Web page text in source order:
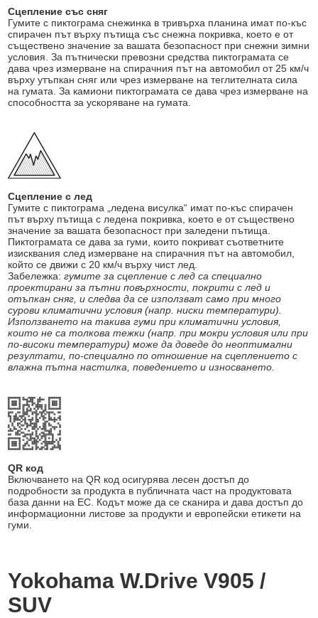
Сцепление със сняг
Гумите с пиктограма снежинка в тривърха планина имат по-къс
спирачен път върху пътища със снежна покривка, което е от
съществено значение за вашата безопасност при снежни зимни
условия. За пътнически превозни средства пиктограмата се
дава чрез измерване на спирачния път на автомобил от 25 км/ч
върху утъпкан сняг или чрез измерване на теглителната сила
на гумата. За камиони пиктограмата се дава чрез измерване на
способността за ускоряване на гумата.
Сцепление с лед
Гумите с пиктограма „ледена висулка“ имат по-къс спирачен
път върху пътища с ледена покривка, което е от съществено
значение за вашата безопасност при заледени пътища.
Пиктограмата се дава за гуми, които покриват съответните
изисквания след измерване на спирачния път на автомобил,
който се движи с 20 км/ч върху чист лед.
Забележка:гумите за сцепление с лед са специално
проектирани за пътни повърхности, покрити с лед и
отъпкан сняг, и следва да се използват само при много
сурови климатични условия (напр. ниски температури).
Използването на такива гуми при климатични условия,
които не са толкова тежки (напр. при мокри условия или при
по-високи температури) може да доведе до неоптимални
резултати, по-специално по отношение на сцеплението с
влажна пътна настилка, поведението и износването.
QR код
Включването на QR код осигурява лесен достъп до
подробности за продукта в публичната част на продуктовата
база данни на ЕС. Кодът може да се сканира и дава достъп до
информационни листове за продукти и европейски етикети на
гуми.
Yokohama W.Drive V905 /
SUV